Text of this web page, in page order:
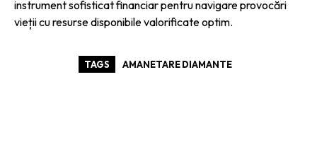
instrument sofisticat financiar pentru navigare provocări
vieții cu resurse disponibile valorificate optim.
TAGS AMANETARE DIAMANTE